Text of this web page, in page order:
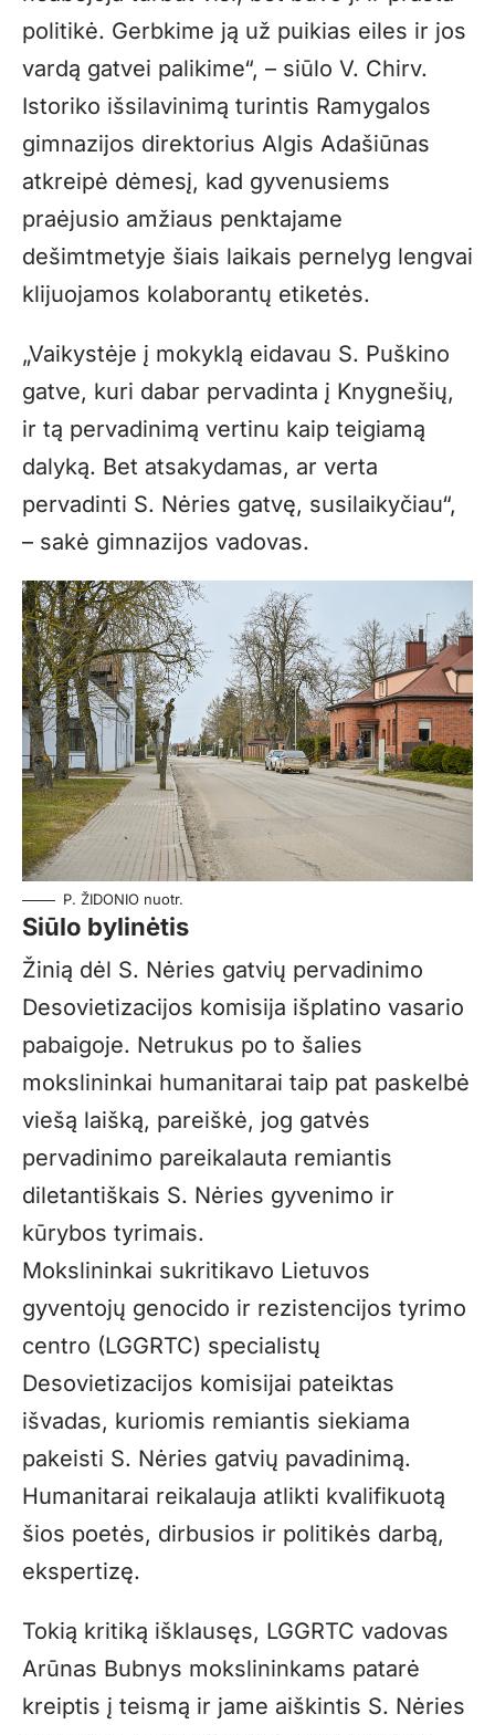
politikė. Gerbkime ją už puikias eiles ir jos
vardą gatvei palikime“, – siūlo V. Chirv.
Istoriko išsilavinimą turintis Ramygalos
gimnazijos direktorius Algis Adašiūnas
atkreipė dėmesį, kad gyvenusiems
praėjusio amžiaus penktajame
dešimtmetyje šiais laikais pernelyg lengvai
klijuojamos kolaborantų etiketės.
„Vaikystėje į mokyklą eidavau S. Puškino
gatve, kuri dabar pervadinta į Knygnešių,
ir tą pervadinimą vertinu kaip teigiamą
dalyką. Bet atsakydamas, ar verta
pervadinti S. Nėries gatvę, susilaikyčiau“,
– sakė gimnazijos vadovas.
P. ŽIDONIO nuotr.
Siūlo bylinėtis
Žinią dėl S. Nėries gatvių pervadinimo
Desovietizacijos komisija išplatino vasario
pabaigoje. Netrukus po to šalies
mokslininkai humanitarai taip pat paskelbė
viešą laišką, pareiškė, jog gatvės
pervadinimo pareikalauta remiantis
diletantiškais S. Nėries gyvenimo ir
kūrybos tyrimais.
Mokslininkai sukritikavo Lietuvos
gyventojų genocido ir rezistencijos tyrimo
centro (LGGRTC) specialistų
Desovietizacijos komisijai pateiktas
išvadas, kuriomis remiantis siekiama
pakeisti S. Nėries gatvių pavadinimą.
Humanitarai reikalauja atlikti kvalifikuotą
šios poetės, dirbusios ir politikės darbą,
ekspertizę.
Tokią kritiką išklausęs, LGGRTC vadovas
Arūnas Bubnys mokslininkams patarė
kreiptis į teismą ir jame aiškintis S. Nėries